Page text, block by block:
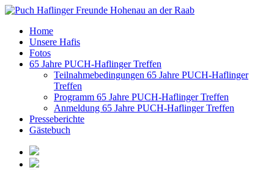
Home
Unsere Hafis
Fotos
65 Jahre PUCH-Haflinger Treffen
Teilnahmebedingungen 65 Jahre PUCH-Haflinger
Treffen
Programm 65 Jahre PUCH-Haflinger Treffen
Anmeldung 65 Jahre PUCH-Haflinger Treffen
Presseberichte
Gästebuch